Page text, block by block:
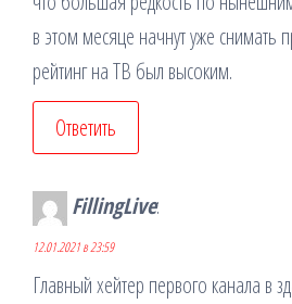
в этом месяце начнут уже
рейтинг на ТВ был высоким.
Ответить
FillingLive:
12.01.2021 в 23:59
Главный хейтер первого канала в